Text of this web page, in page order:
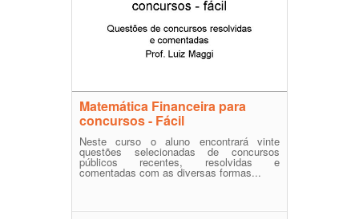
Matemática Financeira para
concursos - Fácil
Neste curso o aluno encontrará vinte
questões selecionadas de concursos
públicos recentes, resolvidas e
comentadas com as diversas formas...